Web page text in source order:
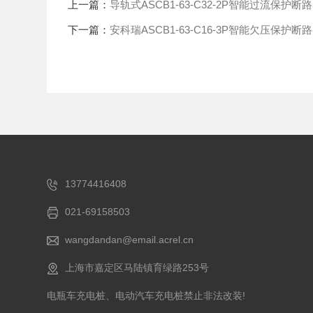
上一篇：导轨式ASCB1-63-C32-2P智能过流保护断
下一篇：安科瑞ASCB1-63-C16-3P智能欠压保护断
13774416408
021-69158503
wangdandan@email.acrel.cn
上海市嘉定区马陆镇育绿路253号
电瓶车充电桩、电动汽车充电桩禁止非法改装!